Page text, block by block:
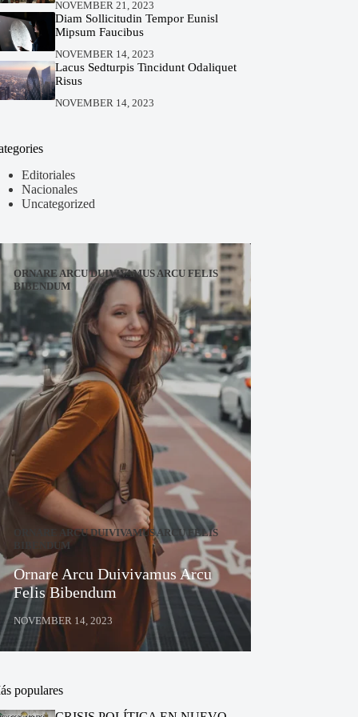
NOVEMBER 21, 2023
Diam Sollicitudin Tempor Eunisl
Mipsum Faucibus
NOVEMBER 14, 2023
Lacus Sedturpis Tincidunt Odaliquet
Risus
NOVEMBER 14, 2023
Editoriales
Nacionales
Uncategorized
ORNARE ARCU DUIVIVAMUS ARCU FELIS
BIBENDUM
ORNARE ARCU DUIVIVAMUS ARCU FELIS
BIBENDUM
Ornare Arcu Duivivamus Arcu
Felis Bibendum
NOVEMBER 14, 2023
populares